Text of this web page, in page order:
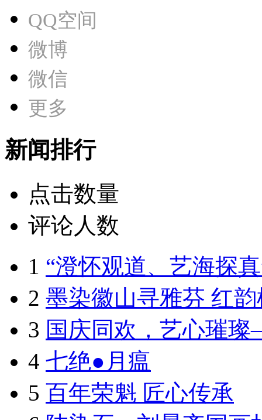
QQ空间
微博
微信
更多
新闻排行
点击数量
评论人数
1 “澄怀观道、艺海探
2 墨染徽山寻雅芬 红
3 国庆同欢，艺心璀
4 七绝●月瘟
5 百年荣魁 匠心传承